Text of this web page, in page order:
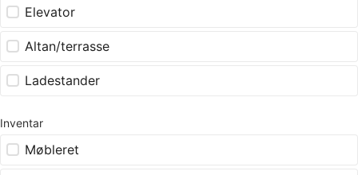
Elevator
Altan/terrasse
Ladestander
Inventar
Møbleret